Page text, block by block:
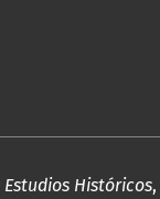
Históricos